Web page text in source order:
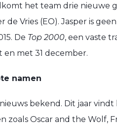
het team drie nieuwe
de Vries (EO). Jasper is
De Top 2000, een vaste
met 31 december.
namen
bekend. Dit jaar
Oscar and the Wolf,